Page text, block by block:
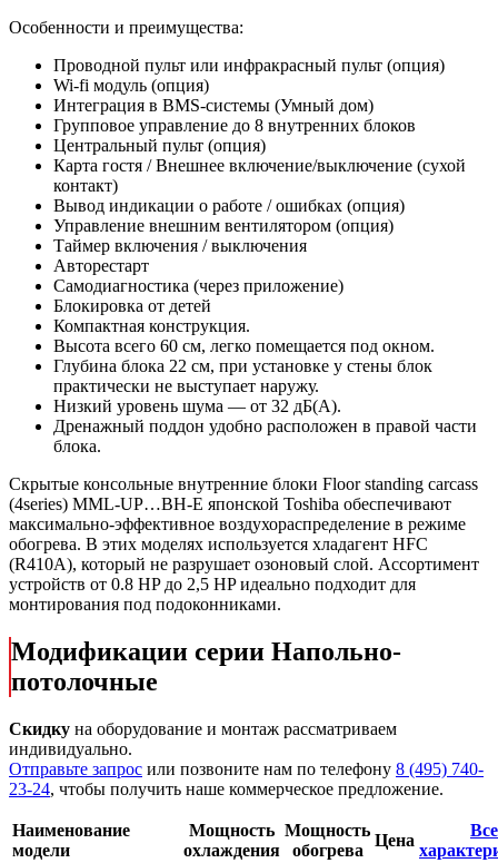
Особенности и преимущества:
Проводной пульт или инфракрасный пульт (опция)
Wi-fi модуль (опция)
Интеграция в BMS-системы (Умный дом)
Групповое управление до 8 внутренних блоков
Центральный пульт (опция)
Карта гостя / Внешнее включение/выключение (сухой
контакт)
Вывод индикации о работе / ошибках (опция)
Управление внешним вентилятором (опция)
Таймер включения / выключения
Авторестарт
Самодиагностика (через приложение)
Блокировка от детей
Компактная конструкция.
Высота всего 60 см, легко помещается под окном.
Глубина блока 22 см, при установке у стены блок
практически не выступает наружу.
Низкий уровень шума — от 32 дБ(А).
Дренажный поддон удобно расположен в правой части
блока.
Скрытые консольные внутренние блоки Floor standing carcass
(4series) MML-UP…BH-E японской Toshiba обеспечивают
максимально-эффективное воздухораспределение в режиме
обогрева. В этих моделях используется хладагент HFC
(R410A), который не разрушает озоновый слой. Ассортимент
устройств от 0.8 HP до 2,5 HP идеально подходит для
монтирования под подоконниками.
Модификации серии Напольно-
потолочные
Скидку на оборудование и монтаж рассматриваем
индивидуально.
Отправьте запрос или позвоните нам по телефону 8 (495) 740-
23-24, чтобы получить наше коммерческое предложение.
Наименование
модели
Мощность
охлаждения
Мощность
обогрева
Цена
Все